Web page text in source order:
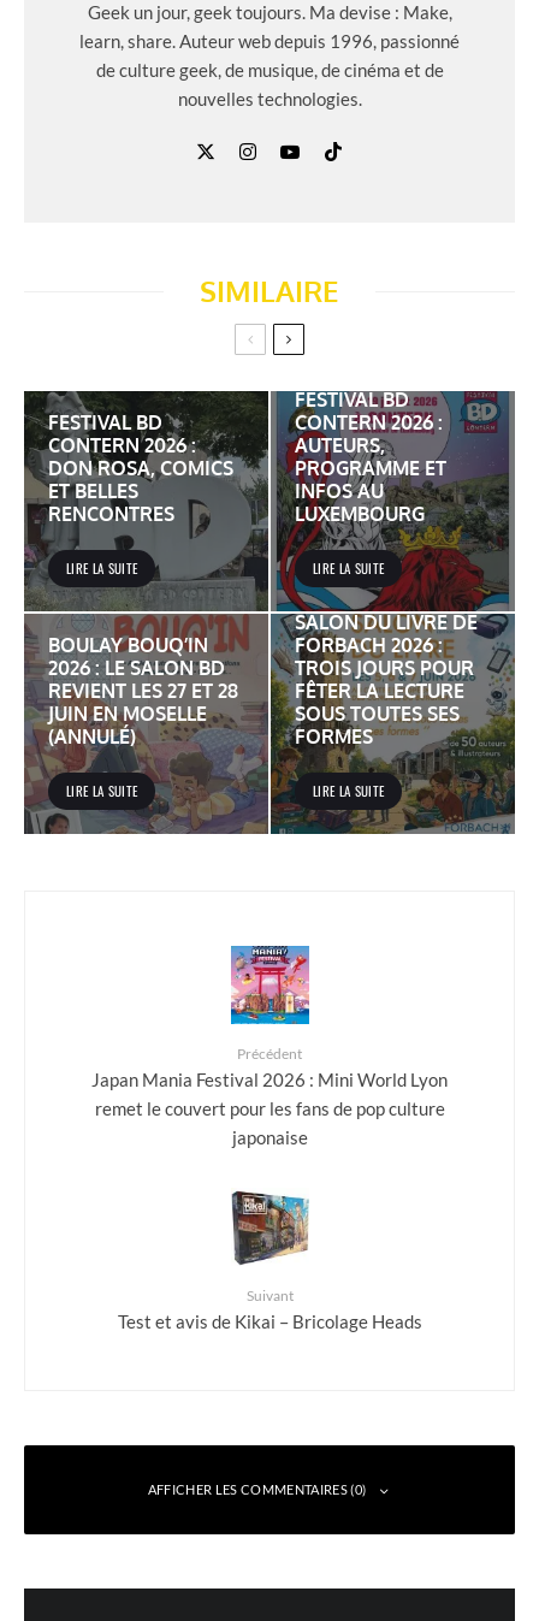
Geek un jour, geek toujours. Ma devise : Make,
learn, share. Auteur web depuis 1996, passionné
de culture geek, de musique, de cinéma et de
nouvelles technologies.
SIMILAIRE
FESTIVAL BD
CONTERN 2026 :
DON ROSA, COMICS
ET BELLES
RENCONTRES
LIRE LA SUITE
FESTIVAL BD
CONTERN 2026 :
AUTEURS,
PROGRAMME ET
INFOS AU
LUXEMBOURG
LIRE LA SUITE
BOULAY BOUQ’IN
2026 : LE SALON BD
REVIENT LES 27 ET 28
JUIN EN MOSELLE
(ANNULÉ)
LIRE LA SUITE
SALON DU LIVRE DE
FORBACH 2026 :
TROIS JOURS POUR
FÊTER LA LECTURE
SOUS TOUTES SES
FORMES
LIRE LA SUITE
Précédent
Japan Mania Festival 2026 : Mini World Lyon
remet le couvert pour les fans de pop culture
japonaise
Suivant
Test et avis de Kikai – Bricolage Heads
AFFICHER LES COMMENTAIRES (0)